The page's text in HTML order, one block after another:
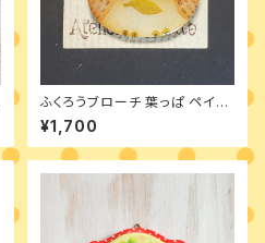
ふくろうブローチ 葉っぱ ペイン
ト&レジン
¥1,700